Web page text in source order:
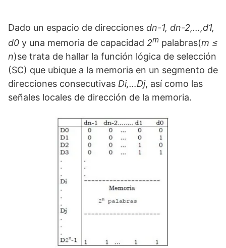
Dado un espacio de direcciones dn-1, dn-2,…,d1,
d0 y una memoria de capacidad 2m palabras(m ≤
n)se trata de hallar la función lógica de selección
(SC) que ubique a la memoria en un segmento de
direcciones consecutivas Di,…Dj, así como las
señales locales de dirección de la memoria.